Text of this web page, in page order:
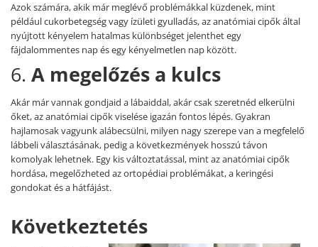
Azok számára, akik már meglévő problémákkal küzdenek, mint
például cukorbetegség vagy ízületi gyulladás, az anatómiai cipők által
nyújtott kényelem hatalmas különbséget jelenthet egy
fájdalommentes nap és egy kényelmetlen nap között.
6. A megelőzés a kulcs
Akár már vannak gondjaid a lábaiddal, akár csak szeretnéd elkerülni
őket, az anatómiai cipők viselése igazán fontos lépés. Gyakran
hajlamosak vagyunk alábecsülni, milyen nagy szerepe van a megfelelő
lábbeli választásának, pedig a következmények hosszú távon
komolyak lehetnek. Egy kis változtatással, mint az anatómiai cipők
hordása, megelőzheted az ortopédiai problémákat, a keringési
gondokat és a hátfájást.
Következtetés